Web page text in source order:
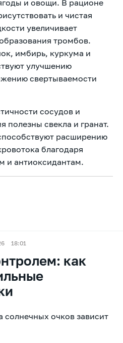
и овощи. В рационе
и чистая
увеличивает
тромбов.
имбирь, куркума и
улучшению
свертываемости
сосудов и
полезны свекла и гранат.
расширению
благодаря
и антиоксидантам.
18:01
как
солнечных очков зависит